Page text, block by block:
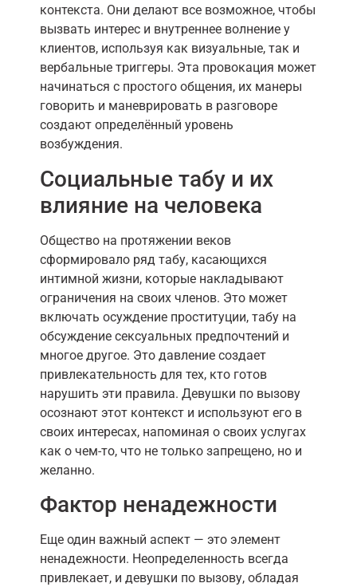
контекста. Они делают все возможное, чтобы
вызвать интерес и внутреннее волнение у
клиентов, используя как визуальные, так и
вербальные триггеры. Эта провокация может
начинаться с простого общения, их манеры
говорить и маневрировать в разговоре
создают определённый уровень
возбуждения.
Социальные табу и их
влияние на человека
Общество на протяжении веков
сформировало ряд табу, касающихся
интимной жизни, которые накладывают
ограничения на своих членов. Это может
включать осуждение проституции, табу на
обсуждение сексуальных предпочтений и
многое другое. Это давление создает
привлекательность для тех, кто готов
нарушить эти правила. Девушки по вызову
осознают этот контекст и используют его в
своих интересах, напоминая о своих услугах
как о чем-то, что не только запрещено, но и
желанно.
Фактор ненадежности
Еще один важный аспект — это элемент
ненадежности. Неопределенность всегда
привлекает, и девушки по вызову, обладая